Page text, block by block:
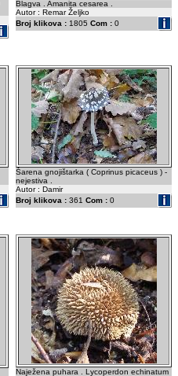
Blagva . Amanita cesarea .
Autor : Remar Željko
Broj klikova : 1805 Com : 0
Šarena gnojištarka ( Coprinus picaceus ) -
nejestiva .
Autor : Damir
Broj klikova : 361 Com : 0
Naježena puhara . Lycoperdon echinatum